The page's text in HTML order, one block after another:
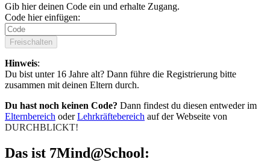
Gib hier deinen Code ein und erhalte Zugang.
Code hier einfügen:
Freischalten
Hinweis:
Du bist unter 16 Jahre alt? Dann führe die Registrierung bitte
zusammen mit deinen Eltern durch.
Du hast noch keinen Code? Dann findest du diesen entweder im
Elternbereich oderLehrkräftebereich auf der Webseite von
DURCHBLICKT!
Das ist 7Mind@School: